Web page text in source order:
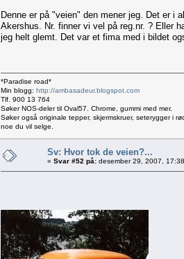
Denne er på "veien" den mener jeg. Det er i
Akershus. Nr. finner vi vel på reg.nr. ? Eller
jeg helt glemt. Det var et fima med i bildet
*Paradise road*
Min blogg: http://ambasadeur.blogspot.com
Tlf. 900 13 764
Søker NOS-deler til Oval57. Chrome, gummi med mer.
Søker også originale tepper, skjermskruer, seterygger i
noe du vil selge.
Sv: Hvor tok de veien?...
« Svar #52 på: desember 29, 2007,